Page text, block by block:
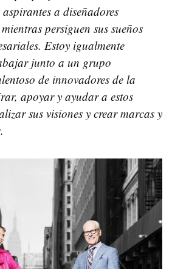
a diseñadores
persiguen sus sueños
Estoy igualmente
junto a un grupo
de innovadores de la
apoyar y ayudar a estos
sus visiones y crear marcas y